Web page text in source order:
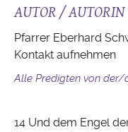
AUTOR / AUTORIN
Pfarrer Eberhard
Kontakt aufnehmen
Alle Predigten von der/
14 Und dem Engel